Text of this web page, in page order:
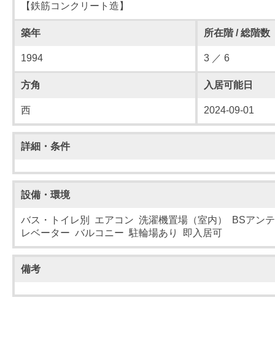
【鉄筋コンクリート造】
築年 所在階 / 総階数
1994 3 ／ 6
方角 入居可能日
西 2024-09-01
詳細・条件
設備・環境
バス・トイレ別 エアコン 洗濯機置場（室内） BSアン
レベーター バルコニー 駐輪場あり 即入居可
備考